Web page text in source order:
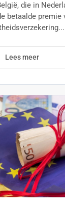
die in
betaalde premie
Lees meer